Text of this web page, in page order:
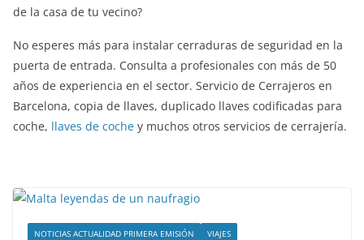
de la casa de tu vecino?
No esperes más para instalar cerraduras de seguridad en la
puerta de entrada. Consulta a profesionales con más de 50
años de experiencia en el sector. Servicio de Cerrajeros en
Barcelona, copia de llaves, duplicado llaves codificadas para
coche, llaves de coche y muchos otros servicios de cerrajería.
NOTICIAS ACTUALIDAD PRIMERA EMISIÓN VIAJES